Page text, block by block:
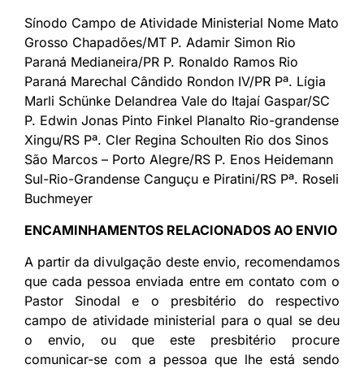
Sínodo Campo de Atividade Ministerial Nome Mato
Grosso Chapadões/MT P. Adamir Simon Rio
Paraná Medianeira/PR P. Ronaldo Ramos Rio
Paraná Marechal Cândido Rondon IV/PR Pª. Lígia
Marli Schünke Delandrea Vale do Itajaí Gaspar/SC
P. Edwin Jonas Pinto Finkel Planalto Rio-grandense
Xingu/RS Pª. Cler Regina Schoulten Rio dos Sinos
São Marcos – Porto Alegre/RS P. Enos Heidemann
Sul-Rio-Grandense Canguçu e Piratini/RS Pª. Roseli
Buchmeyer
ENCAMINHAMENTOS RELACIONADOS AO ENVIO
A partir da divulgação deste envio, recomendamos
que cada pessoa enviada entre em contato com o
Pastor Sinodal e o presbitério do respectivo
campo de atividade ministerial para o qual se deu
o envio, ou que este presbitério procure
comunicar-se com a pessoa que lhe está sendo